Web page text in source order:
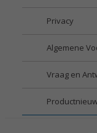
Privacy
Algemene
Vraag en